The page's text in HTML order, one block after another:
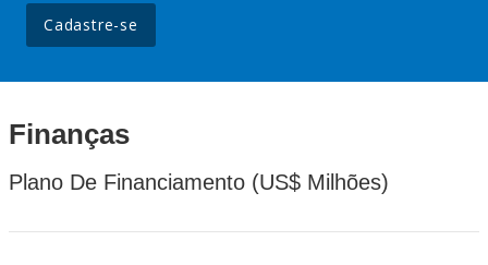
Cadastre-se
Finanças
Plano De Financiamento (US$ Milhões)